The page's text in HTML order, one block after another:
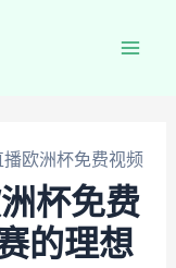
欧洲杯免费视频
杯免费
的理想